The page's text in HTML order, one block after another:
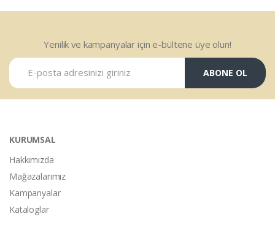
Yenilik ve kampanyalar için e-bültene üye olun!
ABONE OL
KURUMSAL
Hakkımızda
Mağazalarımız
Kampanyalar
Kataloglar